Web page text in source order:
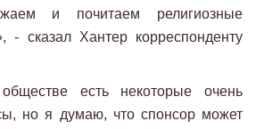
и почитаем религиозные
- сказал Хантер корреспонденту
есть некоторые очень
но я думаю, что спонсор может